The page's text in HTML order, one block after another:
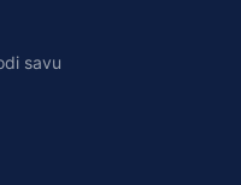
savu